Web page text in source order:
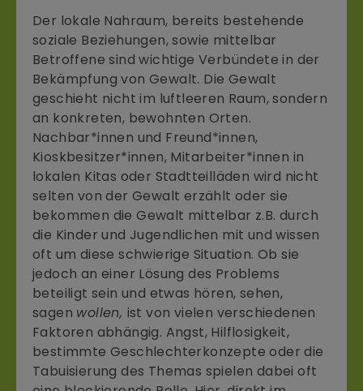
Der lokale Nahraum, bereits bestehende
soziale Beziehungen, sowie mittelbar
Betroffene sind wichtige Verbündete in der
Bekämpfung von Gewalt. Die Gewalt
geschieht nicht im luftleeren Raum, sondern
an konkreten, bewohnten Orten.
Nachbar*innen und Freund*innen,
Kioskbesitzer*innen, Mitarbeiter*innen in
lokalen Kitas oder Stadtteilläden wird nicht
selten von der Gewalt erzählt oder sie
bekommen die Gewalt mittelbar z.B. durch
die Kinder und Jugendlichen mit und wissen
oft um diese schwierige Situation. Ob sie
jedoch an einer Lösung des Problems
beteiligt sein und etwas hören, sehen,
sagen wollen, ist von vielen verschiedenen
Faktoren abhängig. Angst, Hilflosigkeit,
bestimmte Geschlechterkonzepte oder die
Tabuisierung des Themas spielen dabei oft